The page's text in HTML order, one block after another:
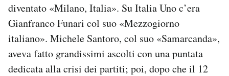
diventato «Milano, Italia». Su Italia Uno c’era
Gianfranco Funari col suo «Mezzogiorno
italiano». Michele Santoro, col suo «Samarcanda»,
aveva fatto grandissimi ascolti con una puntata
dedicata alla crisi dei partiti; poi, dopo che il 12